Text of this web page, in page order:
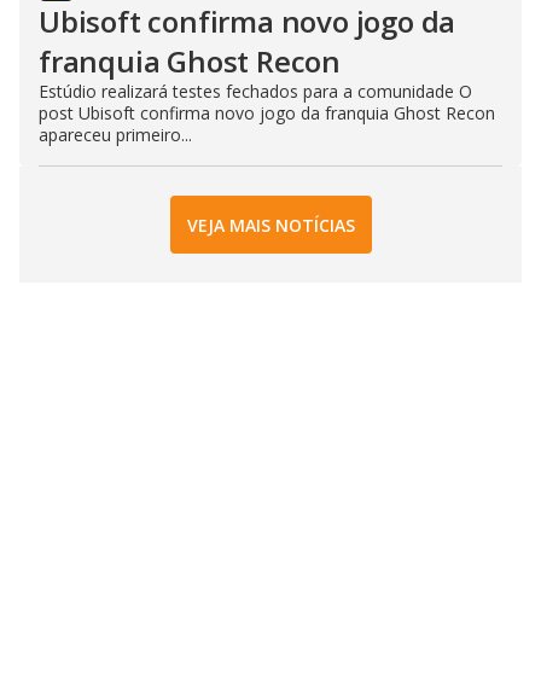
Ubisoft confirma novo jogo da
franquia Ghost Recon
Estúdio realizará testes fechados para a comunidade O
post Ubisoft confirma novo jogo da franquia Ghost Recon
apareceu primeiro...
VEJA MAIS NOTÍCIAS